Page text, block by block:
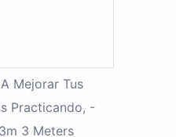
Mejorar Tus
Practicando, -
3 Meters